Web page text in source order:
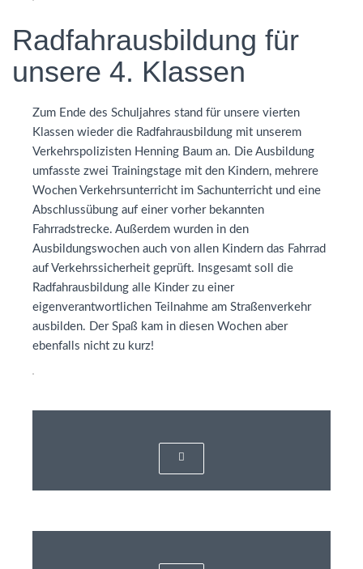
Radfahrausbildung für
unsere 4. Klassen
Zum Ende des Schuljahres stand für unsere vierten
Klassen wieder die Radfahrausbildung mit unserem
Verkehrspolizisten Henning Baum an. Die Ausbildung
umfasste zwei Trainingstage mit den Kindern, mehrere
Wochen Verkehrsunterricht im Sachunterricht und eine
Abschlussübung auf einer vorher bekannten
Fahrradstrecke. Außerdem wurden in den
Ausbildungswochen auch von allen Kindern das Fahrrad
auf Verkehrssicherheit geprüft. Insgesamt soll die
Radfahrausbildung alle Kinder zu einer
eigenverantwortlichen Teilnahme am Straßenverkehr
ausbilden. Der Spaß kam in diesen Wochen aber
ebenfalls nicht zu kurz!